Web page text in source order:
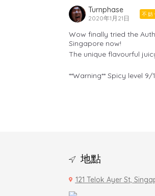
Turnphase
2020年1月21日
不妨
Wow finally tried the
Singapore now!
The unique flavourful
**Warning** Spicy level 9/
地點
121 Telok Ayer St,